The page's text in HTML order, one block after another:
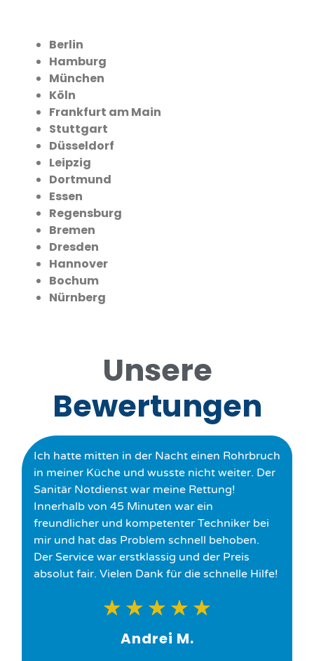
Berlin
Hamburg
München
Köln
Frankfurt am Main
Stuttgart
Düsseldorf
Leipzig
Dortmund
Essen
Regensburg
Bremen
Dresden
Hannover
Bochum
Nürnberg
Unsere
Bewertungen
Ich hatte mitten in der Nacht einen Rohrbruch
in meiner Küche und wusste nicht weiter. Der
Sanitär Notdienst war meine Rettung!
Innerhalb von 45 Minuten war ein
freundlicher und kompetenter Techniker bei
mir und hat das Problem schnell behoben.
Der Service war erstklassig und der Preis
absolut fair. Vielen Dank für die schnelle Hilfe!
★ ★ ★ ★ ★
Andrei M.